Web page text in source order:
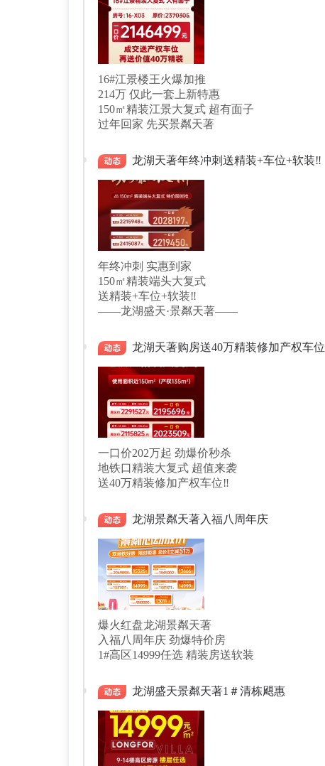
16#江景楼王火爆加推
214万 仅此一套上新特惠
150㎡精装江景大复式 超有面子
过年回家 先买景粼天著
龙湖天著年终冲刺送精装+车位+软装‼️
年终冲刺 实惠到家
150㎡精装端头大复式
送精装+车位+软装‼️
——龙湖盛天·景粼天著——
龙湖天著购房送40万精装修加产权车位
一口价202万起 劲爆价秒杀
地铁口精装大复式 超值来袭
送40万精装修加产权车位‼
龙湖景粼天著入福八周年庆
爆火红盘龙湖景粼天著
入福八周年庆 劲爆特价房
龙湖盛天景粼天著1＃清栋飓惠